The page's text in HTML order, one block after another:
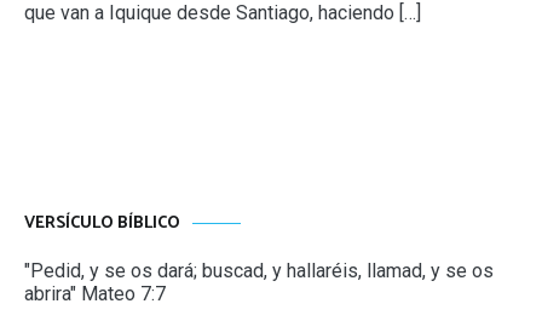
que van a Iquique desde Santiago, haciendo […]
VERSÍCULO BÍBLICO
"Pedid, y se os dará; buscad, y hallaréis, llamad, y se os
abrira" Mateo 7:7